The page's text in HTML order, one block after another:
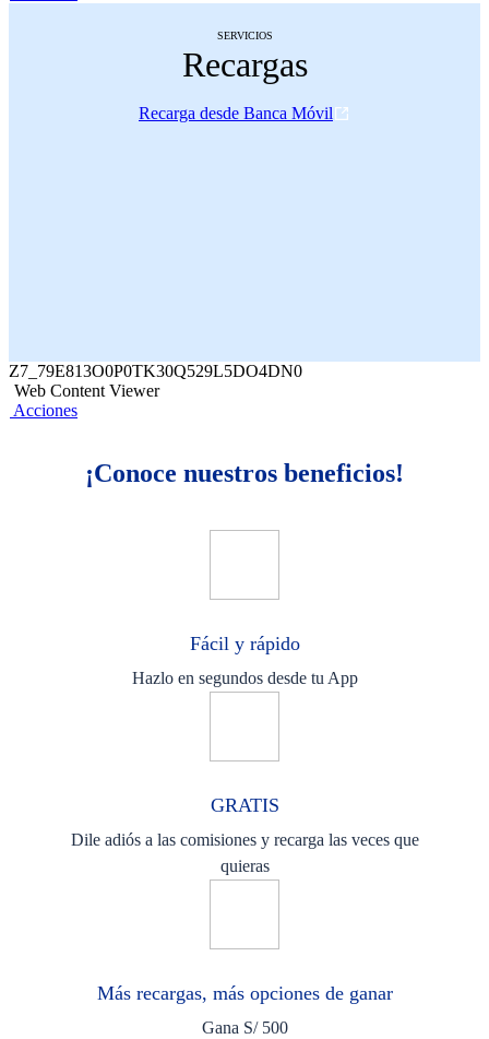
SERVICIOS
Recargas
Recarga desde Banca Móvil
Z7_79E813O0P0TK30Q529L5DO4DN0
Web Content Viewer
Acciones
¡Conoce nuestros beneficios!
Fácil y rápido
Hazlo en segundos desde tu App
GRATIS
Dile adiós a las comisiones y recarga las veces que
quieras
Más recargas, más opciones de ganar
Gana S/ 500